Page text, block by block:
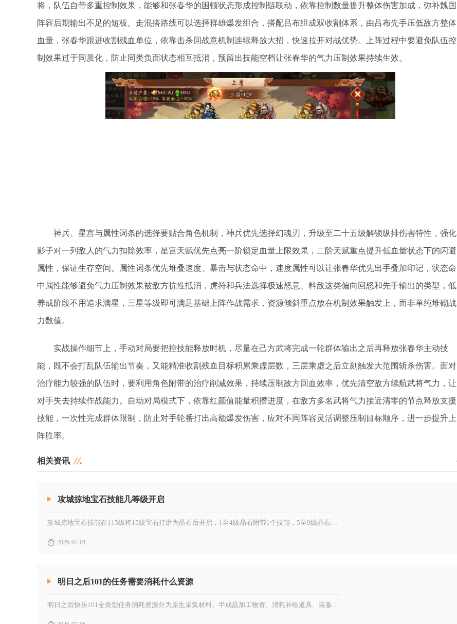
将，队伍自带多重控制效果，能够和张春华的困顿状态形成控制链联动，依靠控制数量提升整体伤害加成，弥补魏国
阵容后期输出不足的短板。走混搭路线可以选择群雄爆发组合，搭配吕布组成双收割体系，由吕布先手压低敌方整体
血量，张春华跟进收割残血单位，依靠击杀回战意机制连续释放大招，快速拉开对战优势。上阵过程中要避免队伍控
制效果过于同质化，防止同类负面状态相互抵消，预留出技能空档让张春华的气力压制效果持续生效。
神兵、星宫与属性词条的选择要贴合角色机制，神兵优先选择幻魂刃，升级至二十五级解锁纵排伤害特性，强化
影子对一列敌人的气力扣除效率，星宫天赋优先点亮一阶锁定血量上限效果，二阶天赋重点提升低血量状态下的闪避
属性，保证生存空间。属性词条优先堆叠速度、暴击与状态命中，速度属性可以让张春华优先出手叠加印记，状态命
中属性能够避免气力压制效果被敌方抗性抵消，虎符和兵法选择极速怒意、料敌这类偏向回怒和先手输出的类型，低
养成阶段不用追求满星，三星等级即可满足基础上阵作战需求，资源倾斜重点放在机制效果触发上，而非单纯堆砌战
力数值。
实战操作细节上，手动对局要把控技能释放时机，尽量在己方武将完成一轮群体输出之后再释放张春华主动技
能，既不会打乱队伍输出节奏，又能精准收割残血目标积累乘虚层数，三层乘虚之后立刻触发大范围斩杀伤害。面对
治疗能力较强的队伍时，要利用角色附带的治疗削减效果，持续压制敌方回血效率，优先清空敌方续航武将气力，让
对手失去持续作战能力。自动对局模式下，依靠红颜值能量积攒进度，在敌方多名武将气力接近清零的节点释放支援
技能，一次性完成群体限制，防止对手轮番打出高额爆发伤害，应对不同阵容灵活调整压制目标顺序，进一步提升上
阵胜率。
相关资讯
攻城掠地宝石技能几等级开启
2026-07-01
明日之后101的任务需要消耗什么资源